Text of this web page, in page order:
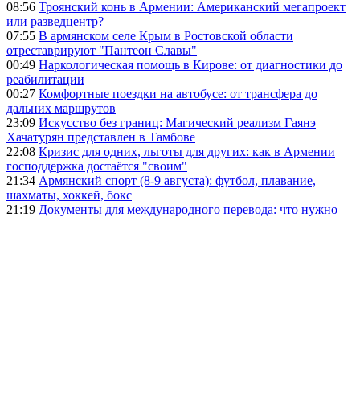
08:56 Троянский конь в Армении: Американский мегапроект
или разведцентр?
07:55 В армянском селе Крым в Ростовской области
отреставрируют "Пантеон Славы"
00:49 Наркологическая помощь в Кирове: от диагностики до
реабилитации
00:27 Комфортные поездки на автобусе: от трансфера до
дальних маршрутов
23:09 Искусство без границ: Магический реализм Гаянэ
Хачатурян представлен в Тамбове
22:08 Кризис для одних, льготы для других: как в Армении
господдержка достаётся "своим"
21:34 Армянский спорт (8-9 августа): футбол, плавание,
шахматы, хоккей, бокс
21:19 Документы для международного перевода: что нужно